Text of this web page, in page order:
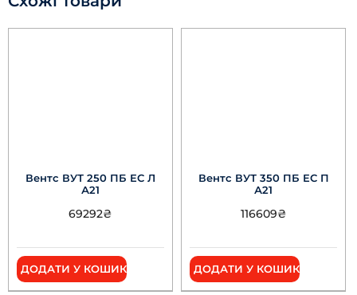
Вентс ВУТ 250 ПБ ЕС Л
А21
69292₴
ДОДАТИ У КОШИК
Вентс ВУТ 350 ПБ ЕС П
А21
116609₴
ДОДАТИ У КОШИК